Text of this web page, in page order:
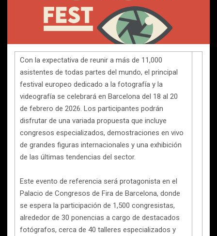
Con la expectativa de reunir a más de 11,000
asistentes de todas partes del mundo, el principal
festival europeo dedicado a la fotografía y la
videografía se celebrará en Barcelona del 18 al 20
de febrero de 2026. Los participantes podrán
disfrutar de una variada propuesta que incluye
congresos especializados, demostraciones en vivo
de grandes figuras internacionales y una exhibición
de las últimas tendencias del sector.
Este evento de referencia será protagonista en el
Palacio de Congresos de Fira de Barcelona, donde
se espera la participación de 1,500 congresistas,
alrededor de 30 ponencias a cargo de destacados
fotógrafos, cerca de 40 talleres especializados y